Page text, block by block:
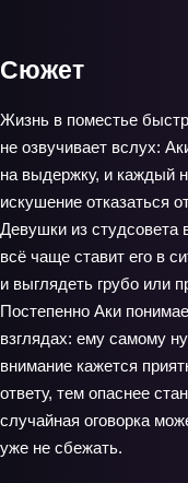
Сюжет
Жизнь в поместье
не озвучивает вслух:
на выдержку, и каждый
искушение отказаться
Девушки из студсовета
всё чаще ставит его в
и выглядеть грубо или
Постепенно Аки
взглядах: ему самому
внимание кажется
ответу, тем опаснее
случайная оговорка
уже не сбежать.